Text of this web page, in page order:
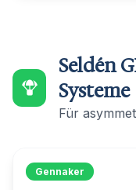
Seldén
Systeme
Für
Gennaker